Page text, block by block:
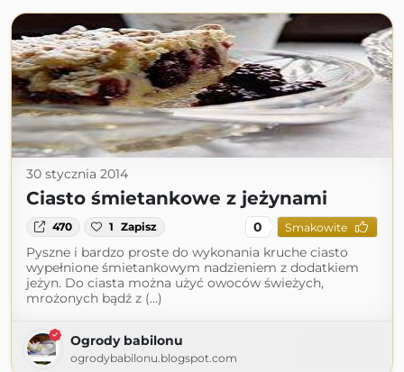
30 stycznia 2014
Ciasto śmietankowe z jeżynami
470 1 Zapisz 0 Smakowite
Pyszne i bardzo proste do wykonania kruche ciasto
wypełnione śmietankowym nadzieniem z dodatkiem
jeżyn. Do ciasta można użyć owoców świeżych,
mrożonych bądź z (...)
Ogrody babilonu
ogrodybabilonu.blogspot.com